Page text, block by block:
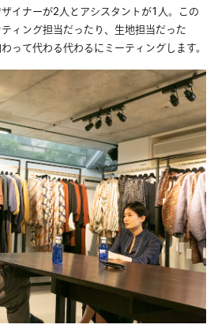
イナーが2人とアシスタントが1人。この
ィング担当だったり、生地担当だった
って代わる代わるにミーティングします。